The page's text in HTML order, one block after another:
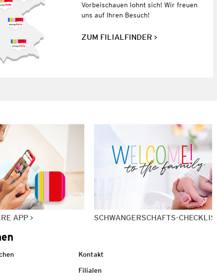
Vorbeischauen lohnt sich! Wir freuen
uns auf Ihren Besuch!
ZUM FILIALFINDER
APP SCHWANGERSCHAFTS-
Kontakt
Filialen